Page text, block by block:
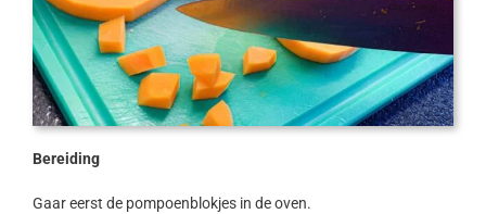
Bereiding
Gaar eerst de pompoenblokjes in de oven.